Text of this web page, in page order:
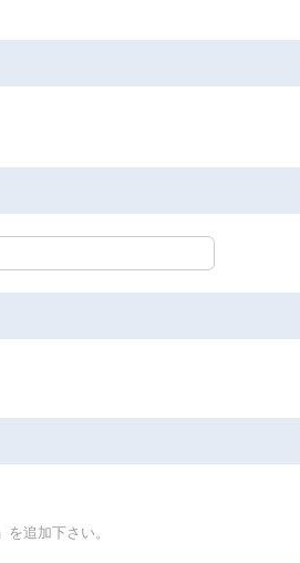
追加下さい。